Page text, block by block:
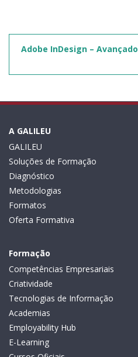
Adobe InDesign – Avançado
A GALILEU
GALILEU
Soluções de Formação
Diagnóstico
Metodologias
Formatos
Oferta Formativa
Formação
Competências Empresariais
Criatividade
Tecnologias de Informação
Academias
Employability Hub
E-Learning